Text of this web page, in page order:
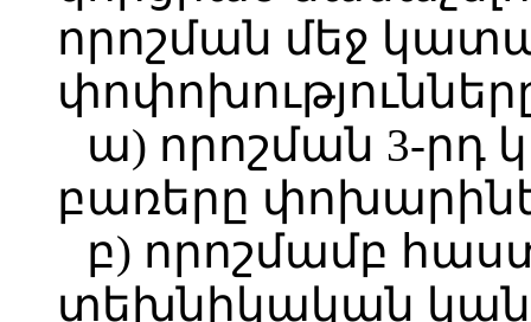
որոշման մեջ
ա) որոշման 3-րդ
բառերը
բ) որոշմամբ
տեխնիկական